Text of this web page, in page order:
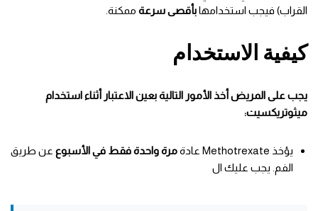
القراب) فيجب استخدامهابأقصى سرعة ممكنة.
كيفية الاستخدام
يجب على المريض أخذ الأمور التالية بعين الاعتبار أثناء استخدام
ميثوتريكسيت:
يؤخذ Methotrexate عادة مرة واحدة فقط في الأسبوع عن طريق
الفم. يجب عليك ال